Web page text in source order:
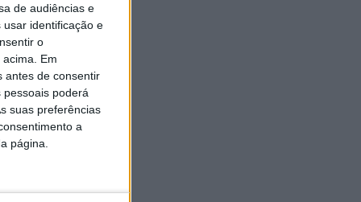
de audiências e
identificação e
o
Em
antes de consentir
poderá
suas preferências
a
página.